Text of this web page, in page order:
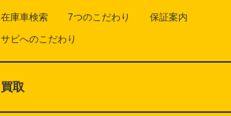
在庫車検索 7つのこだわり
保証案内
サビへのこだわり
買取